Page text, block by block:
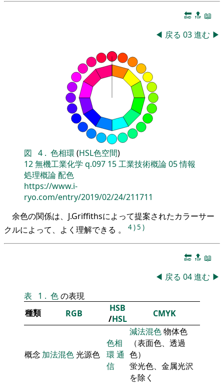
🔚 🔝 📖
◀ 戻る 03進む ▶
図 4 . 色相環 (HSL色空間)
12無機工業化学 q.097 15工業技術概論05情報
処理概論配色
https://www.i-
ryo.com/entry/2019/02/24/211711
余色の関係は、J.Griffithsによって提案されたカラーサー
クルによって、よく理解できる 。
4)5 )
🔚 🔝 📖
◀ 戻る 04進む ▶
表
1 . 色の表現
種類
RGB
HSB
/HSL CMYK
概念 加法混色光源色
色相
環 通
信
減法混色物体色
（表面色、透過
色）
蛍光色、金属光沢
を除く